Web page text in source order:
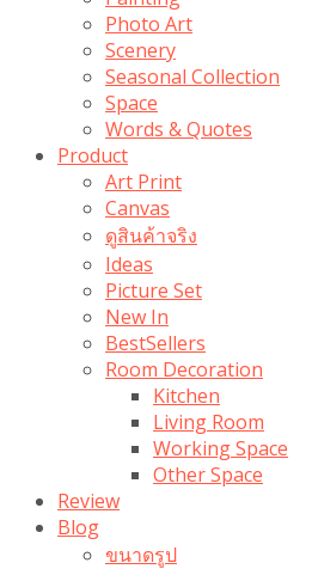
Photo Art
Scenery
Seasonal Collection
Space
Words & Quotes
Product
Art Print
Canvas
ดูสินค้าจริง
Ideas
Picture Set
New In
BestSellers
Room Decoration
Kitchen
Living Room
Working Space
Other Space
Review
Blog
ขนาดรูป